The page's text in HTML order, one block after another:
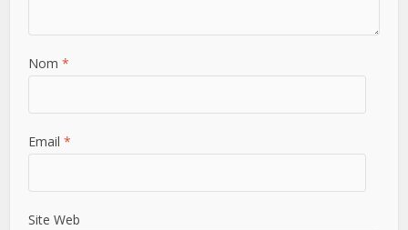
Nom *
Email *
Site Web